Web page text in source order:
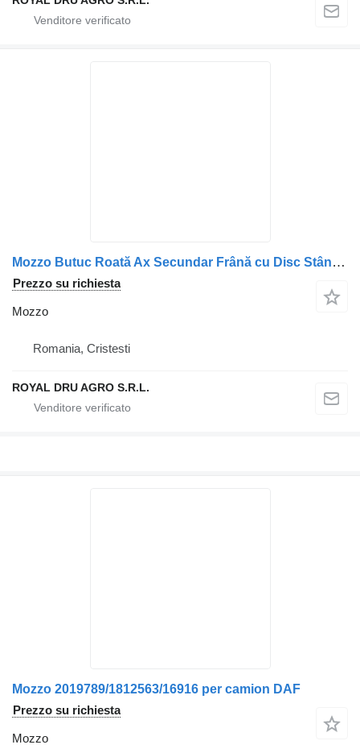
Mozzo Butuc Roată Ax Secundar Frână cu Disc Stânga pentru per camion DAF
Prezzo su richiesta
Mozzo
Romania, Cristesti
ROYAL DRU AGRO S.R.L.
Mozzo 2019789/1812563/16916 per camion DAF
Prezzo su richiesta
Mozzo